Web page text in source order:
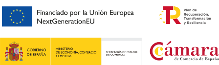
AVISO LEGAL, PRIVACIDAD Y COOKIES
REBAJAS
PREGUNTAS FRECUENTES